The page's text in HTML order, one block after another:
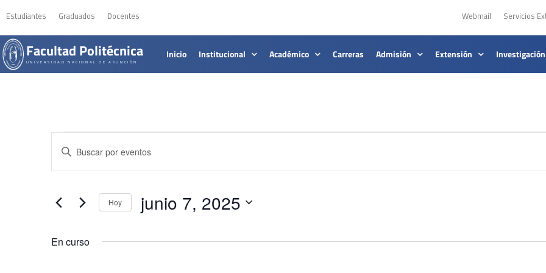
Estudiantes Graduados Docentes Webmail Servicios
Facultad Politécnica
UNIVERSIDAD NACIONAL DE ASUNCIÓN
Inicio Institucional Académico Carreras Admisión Extensión Investigación
Navegación
de
búsqueda
y
vistas
Introduce
clave.
para Hoy junio 7, 2025
fecha.
En curso